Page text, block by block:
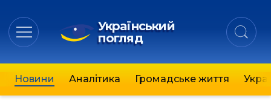
Український
погляд
Новини Аналітика Громадське життя